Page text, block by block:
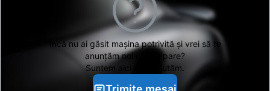
Încă nu ai găsitmașina potrivită și vrei să te
anunțăm noi când apare?
Suntem aici să te ajutăm.